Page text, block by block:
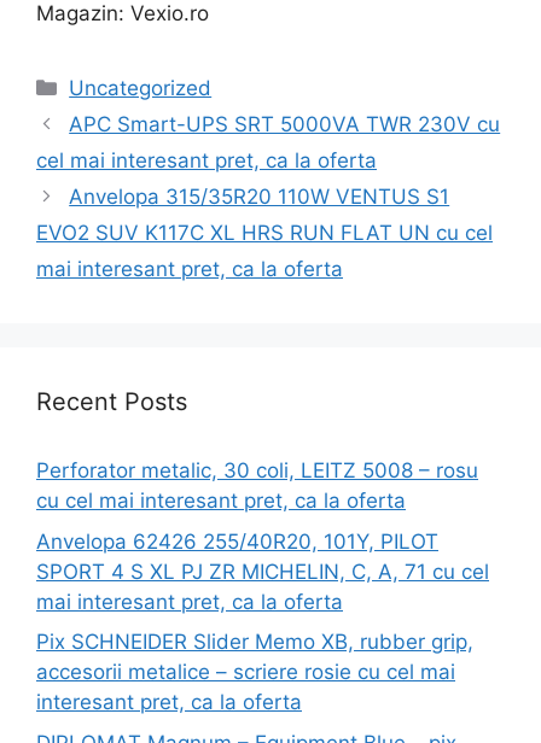
Magazin: Vexio.ro
Categories
Uncategorized
APC Smart-UPS SRT 5000VA TWR 230V cu
cel mai interesant pret, ca la oferta
Anvelopa 315/35R20 110W VENTUS S1
EVO2 SUV K117C XL HRS RUN FLAT UN cu cel
mai interesant pret, ca la oferta
Recent Posts
Perforator metalic, 30 coli, LEITZ 5008 – rosu
cu cel mai interesant pret, ca la oferta
Anvelopa 62426 255/40R20, 101Y, PILOT
SPORT 4 S XL PJ ZR MICHELIN, C, A, 71 cu cel
mai interesant pret, ca la oferta
Pix SCHNEIDER Slider Memo XB, rubber grip,
accesorii metalice – scriere rosie cu cel mai
interesant pret, ca la oferta